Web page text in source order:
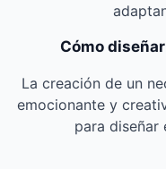
Cómo
La creación de un
emocionante y
para diseñar